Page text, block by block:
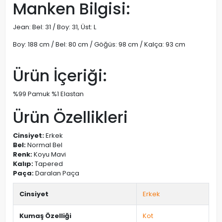
Manken Bilgisi:
Jean: Bel: 31 / Boy: 31, Üst: L
Boy: 188 cm / Bel: 80 cm / Göğüs: 98 cm / Kalça: 93 cm
Ürün İçeriği:
%99 Pamuk %1 Elastan
Ürün Özellikleri
Cinsiyet:Erkek
Bel:Normal Bel
Renk:Koyu Mavi
Kalıp:Tapered
Paça:Daralan Paça
Cinsiyet Erkek
Kumaş Özelliği Kot